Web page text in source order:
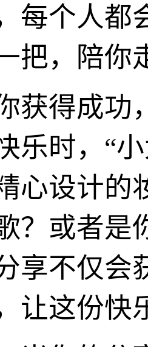
每个人都
把，陪你
获得成功
乐时，“
心设计的
？或者是
享不仅会
让这份快